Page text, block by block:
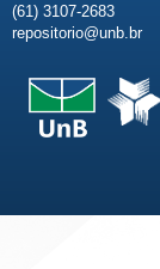
(61) 3107-2683
repositorio@unb.br